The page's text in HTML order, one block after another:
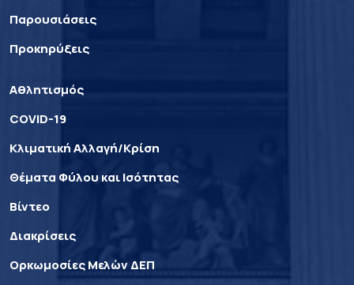
Παρουσιάσεις
Προκηρύξεις
Αθλητισμός
COVID-19
Κλιματική Αλλαγή/Κρίση
Θέματα Φύλου και Ισότητας
Βίντεο
Διακρίσεις
Ορκωμοσίες Μελών ΔΕΠ